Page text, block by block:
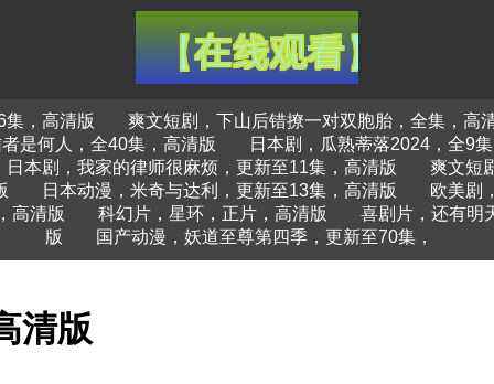
集，高清版
爽文短剧，下山后错撩一对双胞胎，全集，高
是何人，全40集，高清版
日本剧，瓜熟蒂落2024，全9
日本剧，我家的律师很麻烦，更新至11集，高清版
爽文短
日本动漫，米奇与达利，更新至13集，高清版
欧美剧
高清版
科幻片，星环，正片，高清版
喜剧片，还有明
版
国产动漫，妖道至尊第四季，更新至70集，
清版